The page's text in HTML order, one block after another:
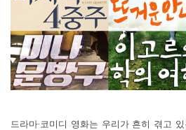
드라마∙코미디 영화는 우리가 흔히 겪고